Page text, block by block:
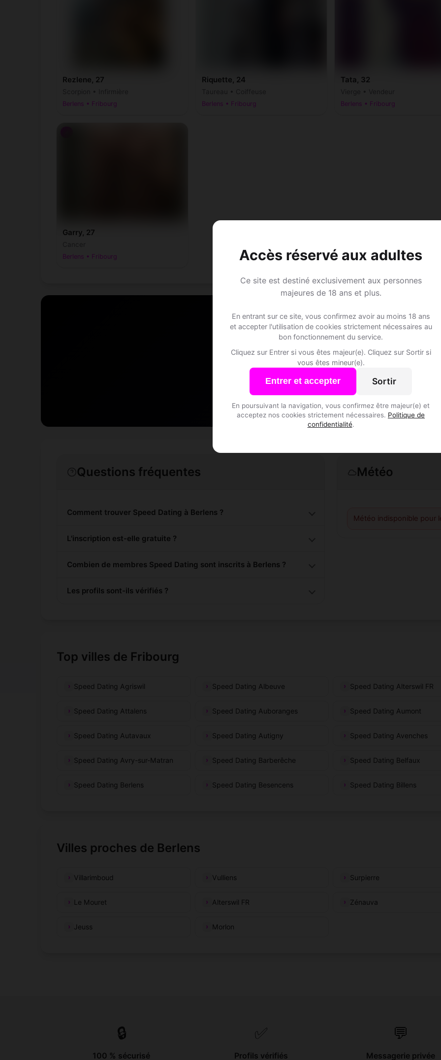
Accès réservé aux adultes
Ce site est destiné exclusivement aux personnes
majeures de 18 ans et plus.
En entrant sur ce site, vous confirmez avoir au moins 18 ans
et accepter l'utilisation de cookies strictement nécessaires au
bon fonctionnement du service.
Cliquez sur Entrer si vous êtes majeur(e). Cliquez sur Sortir si
vous êtes mineur(e).
Entrer et accepter Sortir
En poursuivant la navigation, vous confirmez être majeur(e) et
acceptez nos cookies strictement nécessaires. Politique de
confidentialité.
Rezlene, 27
Berlens • Fribourg
Riquette, 24
Berlens • Fribourg
Tata, 32
Berlens • Fribourg
Garry, 27
Berlens • Fribourg
Speed Dating à Berlens
Rejoins les membres de Berlens et des alentours !
S'inscrire gratuitement
Questions fréquentes
Comment trouver Speed Dating à Berlens ?
L'inscription est-elle gratuite ?
Combien de membres Speed Dating sont inscrits à Berlens ?
Les profils sont-ils vérifiés ?
Météo
Météo indisponible pour
Top villes de Fribourg
Speed Dating Agriswil Speed Dating Albeuve Speed Dating Alterswil FR
Speed Dating Attalens Speed Dating Auboranges Speed Dating Aumont
Speed Dating Autavaux Speed Dating Autigny Speed Dating Avenches
Speed Dating Avry-sur-Matran Speed Dating Barberêche Speed Dating Belfaux
Speed Dating Berlens Speed Dating Besencens Speed Dating Billens
Villes proches de Berlens
Villarimboud Vulliens Surpierre
Le Mouret Alterswil FR Zénauva
Jeuss Morlon
🔒
100 % sécurisé
✅
Profils vérifiés
💬
Messagerie privée